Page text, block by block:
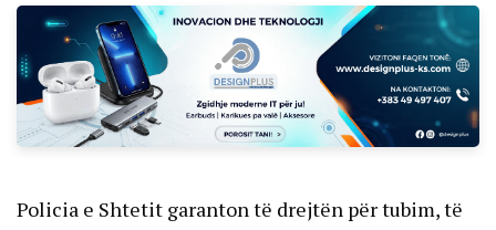
Policia e Shtetit garanton të drejtën për tubim, të